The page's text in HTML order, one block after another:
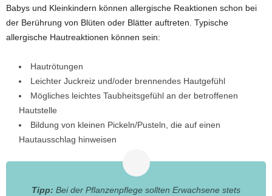
Babys und Kleinkindern können allergische Reaktionen schon bei
der Berührung von Blüten oder Blätter auftreten. Typische
allergische Hautreaktionen können sein:
Hautrötungen
Leichter Juckreiz und/oder brennendes Hautgefühl
Mögliches leichtes Taubheitsgefühl an der betroffenen
Hautstelle
Bildung von kleinen Pickeln/Pusteln, die auf einen
Hautausschlag hinweisen
Tipp: Bei der Pflanzenpflege sollten Erwachsene stets